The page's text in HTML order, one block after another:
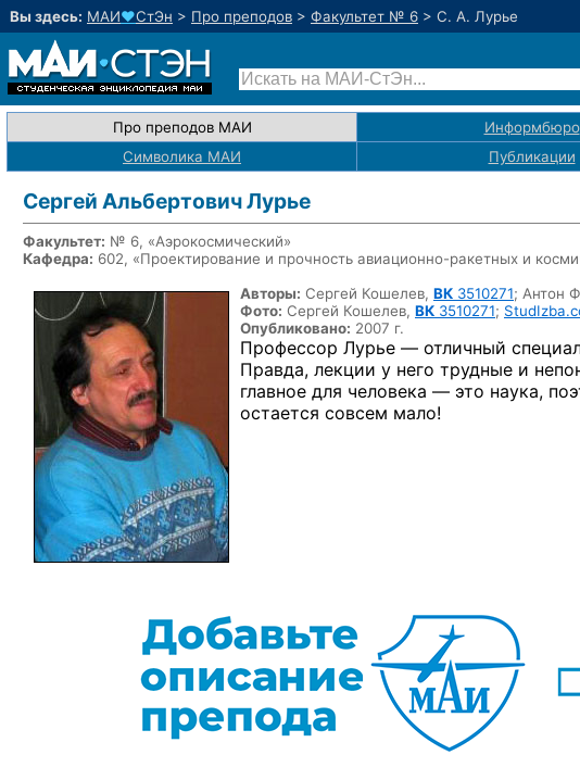
Вы здесь: МАИ♥СтЭн > Про преподов > Факультет № 6 > С. А. Лурье
Про преподов МАИ Информбюро
Символика МАИ
Публикации
Сергей Альбертович Лурье
Факультет: № 6, «Аэрокосмический»
Кафедра: 602, «Проектирование и прочность авиационно-ракетных и
Авторы: Сергей Кошелев, ВК 3510271; Антон
Фото: Сергей Кошелев, ВК 3510271;
Опубликовано: 2007 г.
Профессор Лурье — отличный
Правда, лекции у него трудные и
главное для человека — это наука,
остается совсем мало!